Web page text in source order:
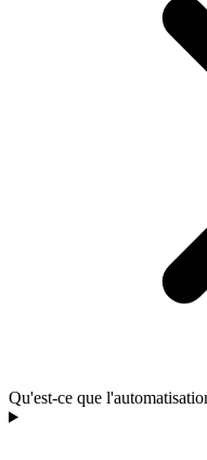
Qu'est-ce que